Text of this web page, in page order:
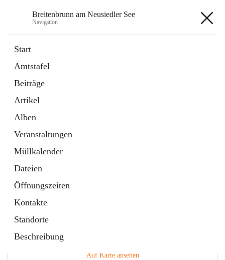
Breitenbrunn am Neusiedler See
Navigation
Start
Amtstafel
Beiträge
Artikel
Alben
Veranstaltungen
Müllkalender
Dateien
Öffnungszeiten
Kontakte
Standorte
Beschreibung
18 Schnellzugriffe
Gemeindeservice
Auf Karte ansehen